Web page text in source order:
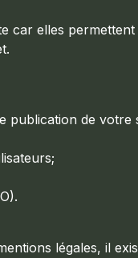
car elles permettent
publication de votre
légales, il